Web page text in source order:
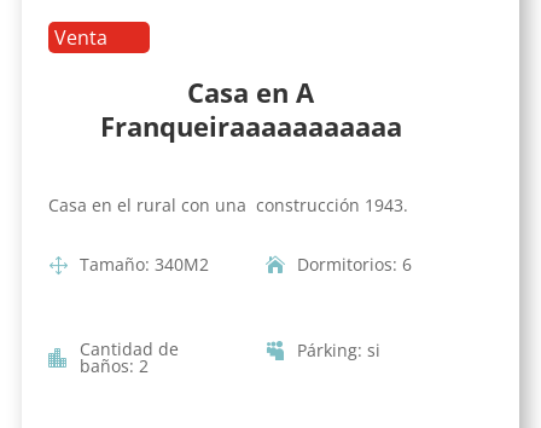
Venta
Casa en A
Franqueiraaaaaaaaaaa
Casa en el rural con una construcción 1943.
Tamaño: 340M2 Dormitorios: 6
Cantidad de
baños: 2
Párking: si